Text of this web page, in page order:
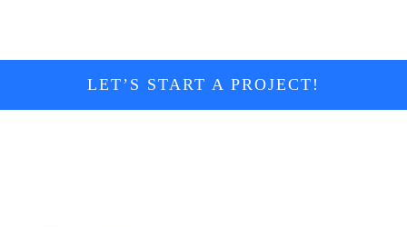
LET’S START A PROJECT!